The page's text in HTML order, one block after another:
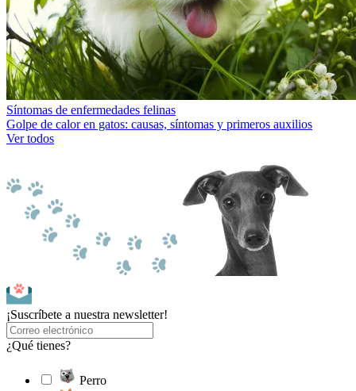
Síntomas de enfermedades felinas
Golpe de calor en gatos: causas, síntomas y primeros auxilios
Ver todos
¡Suscríbete a nuestra newsletter!
¿Qué tienes?
Perro